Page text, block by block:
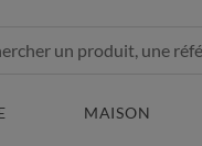
MAISON